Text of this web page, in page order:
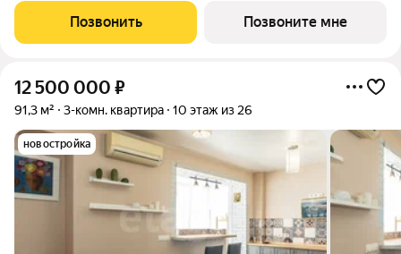
ужинов. Светлые жилые комнаты общей площадью
15,85/9,48/12,72 м обеспечивают комфортное
Позвонить Позвоните мне
12 500 000 ₽
91,3 м² 3-комн. квартира 10 этаж из 26
новостройка